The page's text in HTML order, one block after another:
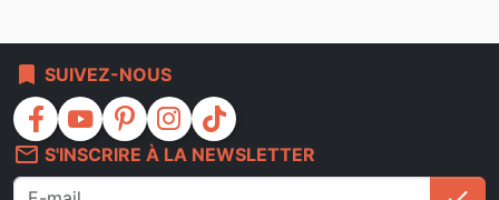
bookmark SUIVEZ-NOUS
facebook youtube pinterest instagram
tiktok
mail_outline S'INSCRIRE À LA NEWSLETTER